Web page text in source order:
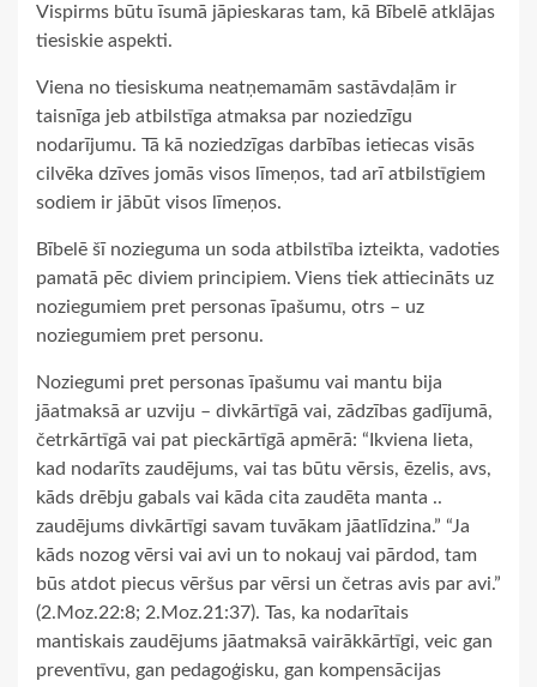
Vispirms būtu īsumā jāpieskaras tam, kā Bībelē atklājas
tiesiskie aspekti.
Viena no tiesiskuma neatņemamām sastāvdaļām ir
taisnīga jeb atbilstīga atmaksa par noziedzīgu
nodarījumu. Tā kā noziedzīgas darbības ietiecas visās
cilvēka dzīves jomās visos līmeņos, tad arī atbilstīgiem
sodiem ir jābūt visos līmeņos.
Bībelē šī nozieguma un soda atbilstība izteikta, vadoties
pamatā pēc diviem principiem. Viens tiek attiecināts uz
noziegumiem pret personas īpašumu, otrs – uz
noziegumiem pret personu.
Noziegumi pret personas īpašumu vai mantu bija
jāatmaksā ar uzviju – divkārtīgā vai, zādzības gadījumā,
četrkārtīgā vai pat pieckārtīgā apmērā: “Ikviena lieta,
kad nodarīts zaudējums, vai tas būtu vērsis, ēzelis, avs,
kāds drēbju gabals vai kāda cita zaudēta manta ..
zaudējums divkārtīgi savam tuvākam jāatlīdzina.” “Ja
kāds nozog vērsi vai avi un to nokauj vai pārdod, tam
būs atdot piecus vēršus par vērsi un četras avis par avi.”
(2.Moz.22:8; 2.Moz.21:37). Tas, ka nodarītais
mantiskais zaudējums jāatmaksā vairākkārtīgi, veic gan
preventīvu, gan pedagoģisku, gan kompensācijas